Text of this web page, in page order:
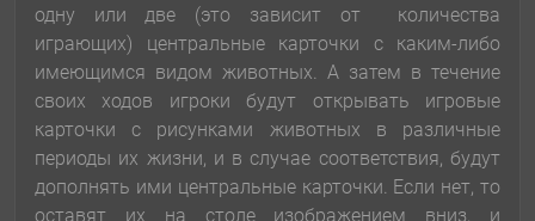
одну или две (это зависит от количества
играющих) центральные карточки с каким-либо
имеющимся видом животных. А затем в течение
своих ходов игроки будут открывать игровые
карточки с рисунками животных в различные
периоды их жизни, и в случае соответствия, будут
дополнять ими центральные карточки. Если нет, то
оставят их на столе изображением вниз, и